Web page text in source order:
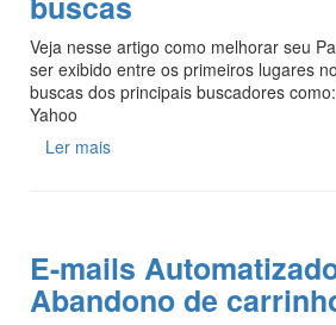
Veja nesse artigo como melhorar seu
ser exibido entre os primeiros lugares
buscas dos principais buscadores
Yahoo
Ler mais
E-mails
Abandono de